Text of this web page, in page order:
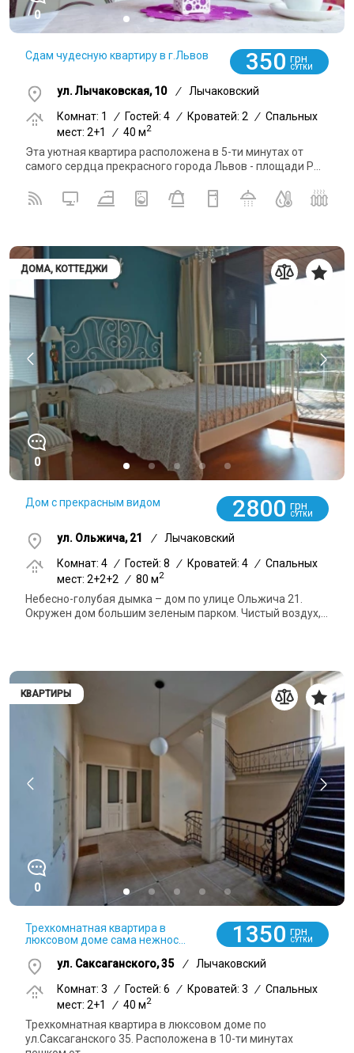
0
Сдам чудесную квартиру в г.Львов 350 грн
СУТКИ
ул. Лычаковская, 10 /
Лычаковский
Комнат: 1
/ Гостей: 4 / Кроватей: 2 / Спальных
мест: 2+1
/ 40 м2
Эта уютная квартира расположена в 5-ти минутах от
самого сердца прекрасного города Львов - площади Р...
ДОМА, КОТТЕДЖИ
0
Дом с прекрасным видом 2800 грн
СУТКИ
ул. Ольжича, 21 /
Лычаковский
Комнат: 4 / Гостей: 8 / Кроватей: 4 / Спальных
мест: 2+2+2
/ 80 м2
Небесно-голубая дымка – дом по улице Ольжича 21.
Окружен дом большим зеленым парком. Чистый воздух,...
КВАРТИРЫ
0
Трехкомнатная квартира в
люксовом доме сама нежнос...
1350 грн
СУТКИ
ул. Саксаганского, 35 /
Лычаковский
Комнат: 3
/ Гостей: 6 / Кроватей: 3 / Спальных
мест: 2+1
/ 40 м2
Трехкомнатная квартира в люксовом доме по
ул.Саксаганского 35. Расположена в 10-ти минутах